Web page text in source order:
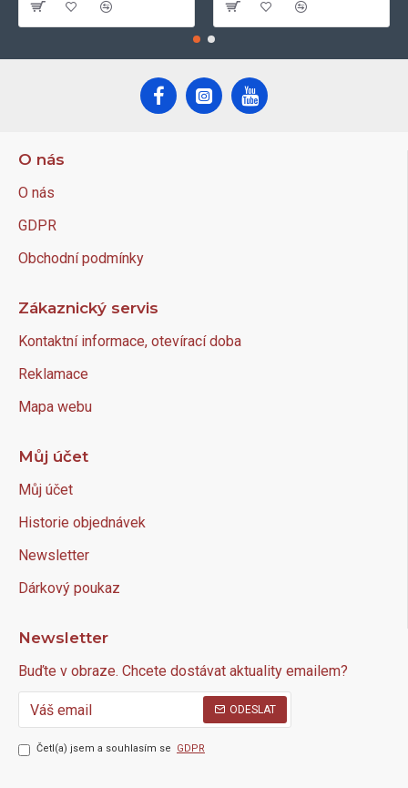
O nás
O nás
GDPR
Obchodní podmínky
Zákaznický servis
Kontaktní informace, otevírací doba
Reklamace
Mapa webu
Můj účet
Můj účet
Historie objednávek
Newsletter
Dárkový poukaz
Newsletter
Buďte v obraze. Chcete dostávat aktuality emailem?
ODESLAT
Četl(a) jsem a souhlasím se GDPR